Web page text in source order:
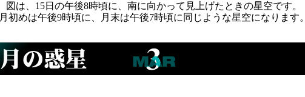
図は、15日の午後8時頃に、南に向かって見上げたときの星空です。
月初めは午後9時頃に、月末は午後7時頃に同じような星空になります。